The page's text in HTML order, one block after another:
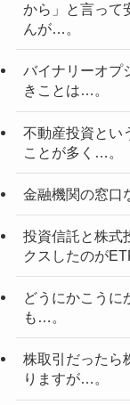
から」と言って
んが…。
バイナリーオプ
きことは…。
不動産投資とい
ことが多く…。
金融機関の窓口
投資信託と株式
クスしたのが
どうにかこうに
も…。
株取引だったら
りますが…。